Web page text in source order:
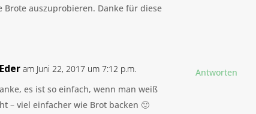
Brote auszuprobieren. Danke für diese
am Juni 22, 2017 um 7:12 p.m.
es ist so einfach, wenn man weiß
– viel einfacher wie Brot backen 🙂
Antworten